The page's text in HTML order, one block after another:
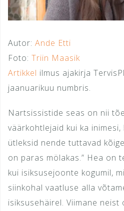
Autor: Ande Etti
Foto: Triin Maasik
Artikkel ilmus ajakirja
jaanuarikuu numbris.
Nartsissistide seas on nii
väärkohtlejaid kui ka inimesi,
ütleksid nende tuttavad
on paras mölakas.” Hea on
kui isiksusejoonte kogumil,
siinkohal vaatluse alla
isiksusehäirel. Viimane neist